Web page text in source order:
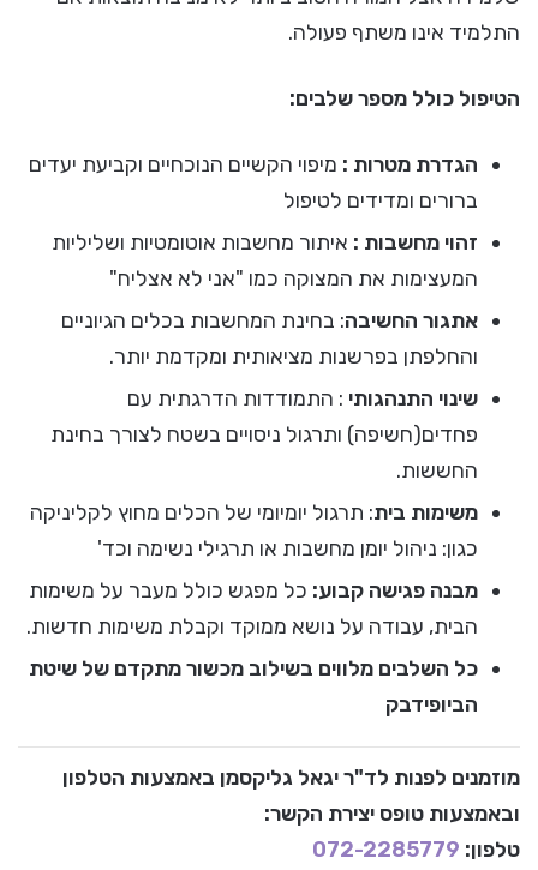
התלמיד אינו משתף פעולה.
הטיפול כולל מספר שלבים:
הגדרת מטרות : מיפוי הקשיים הנוכחיים וקביעת יעדים
ברורים ומדידים לטיפול
זהוי מחשבות : איתור מחשבות אוטומטיות ושליליות
המעצימות את המצוקה כמו "אני לא אצליח"
אתגור החשיבה: בחינת המחשבות בכלים הגיוניים
והחלפתן בפרשנות מציאותית ומקדמת יותר.
שינוי התנהגותי : התמודדות הדרגתית עם
פחדים(חשיפה) ותרגול ניסויים בשטח לצורך בחינת
החששות.
משימות בית: תרגול יומיומי של הכלים מחוץ לקליניקה
כגון: ניהול יומן מחשבות או תרגילי נשימה וכד'
מבנה פגישה קבוע: כל מפגש כולל מעבר על משימות
הבית, עבודה על נושא ממוקד וקבלת משימות חדשות.
כל השלבים מלווים בשילוב מכשור מתקדם של שיטת
הביופידבק
מוזמנים לפנות לד"ר יגאל גליקסמן באמצעות הטלפון
ובאמצעות טופס יצירת הקשר:
טלפון: 072-2285779